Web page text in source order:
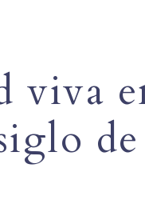
viva